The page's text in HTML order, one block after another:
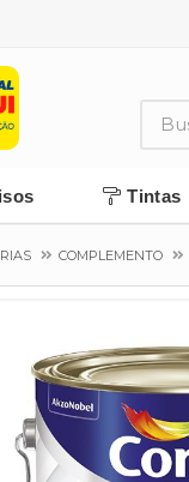
Tintas
COMPLEMENTO